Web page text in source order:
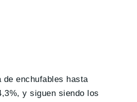
de enchufables hasta
y siguen siendo los